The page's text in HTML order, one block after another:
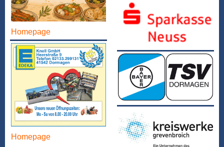
Homepage
Homepage